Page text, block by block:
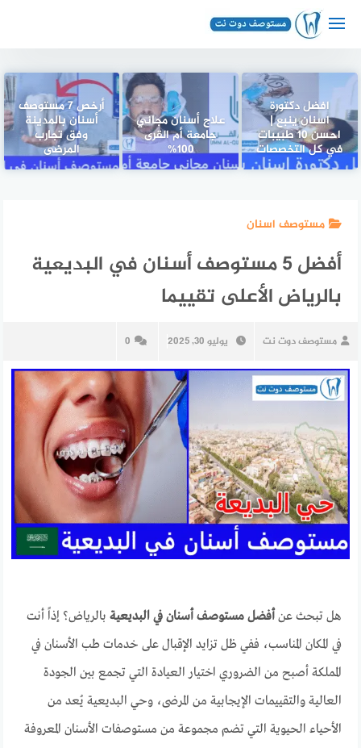
افضل دكتورة
اسنان ينبع |
احسن 10 طبيبات
في كل التخصصات
علاج أسنان مجاني
جامعة أم القرى
100%
أرخص 7 مستوصف
أسنان بالمدينة
وفق تجارب
المرضى
مستوصف اسنان
أفضل 5 مستوصف أسنان في البديعية
بالرياض الأعلى تقييما
مستوصف دوت نت يوليو 30, 2025 0
هل تبحث عن أفضل مستوصف أسنان في البديعية بالرياض؟ إذاً أنت
في المكان المناسب، ففي ظل تزايد الإقبال على خدمات طب الأسنان في
المملكة أصبح من الضروري اختيار العيادة التي تجمع بين الجودة
العالية والتقييمات الإيجابية من المرضى، وحي البديعية يُعد من
الأحياء الحيوية التي تضم مجموعة من مستوصفات الأسنان المعروفة